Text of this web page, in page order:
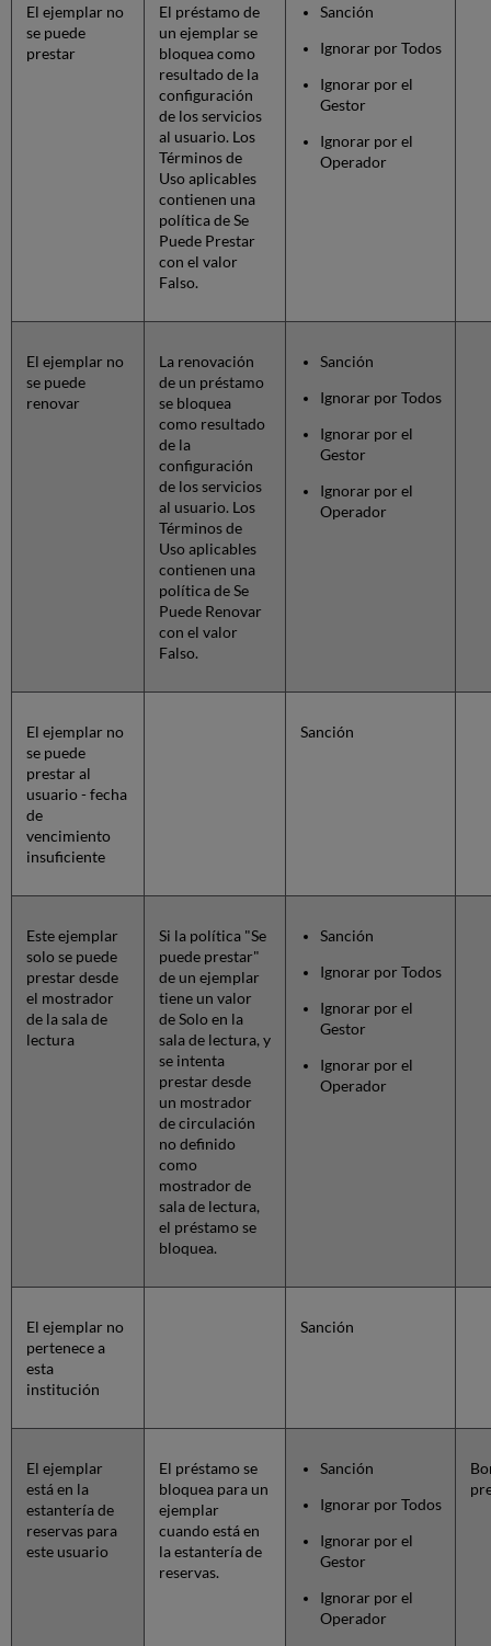
El ejemplar no
se puede
prestar
El préstamo de
un ejemplar se
bloquea como
resultado de la
configuración
de los servicios
al usuario. Los
Términos de
Uso aplicables
contienen una
política de Se
Puede Prestar
con el valor
Falso.
Sanción
Ignorar por Todos
Ignorar por el
Gestor
Ignorar por el
Operador
El ejemplar no
se puede
renovar
La renovación
de un préstamo
se bloquea
como resultado
de la
configuración
de los servicios
al usuario. Los
Términos de
Uso aplicables
contienen una
política de Se
Puede Renovar
con el valor
Falso.
Sanción
Ignorar por Todos
Ignorar por el
Gestor
Ignorar por el
Operador
El ejemplar no
se puede
prestar al
usuario - fecha
de
vencimiento
insuficiente
Sanción
Este ejemplar
solo se puede
prestar desde
el mostrador
de la sala de
lectura
Si la política "Se
puede prestar"
de un ejemplar
tiene un valor
de Solo en la
sala de lectura, y
se intenta
prestar desde
un mostrador
de circulación
no definido
como
mostrador de
sala de lectura,
el préstamo se
bloquea.
Sanción
Ignorar por Todos
Ignorar por el
Gestor
Ignorar por el
Operador
El ejemplar no
pertenece a
esta
institución
Sanción
El ejemplar
está en la
estantería de
reservas para
este usuario
El préstamo se
bloquea para un
ejemplar
cuando está en
la estantería de
reservas.
Sanción
Ignorar por Todos
Ignorar por el
Gestor
Ignorar por el
Operador